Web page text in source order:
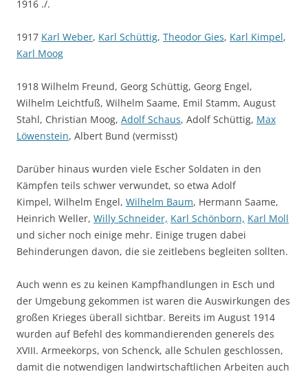
1916 ./.
1917 Karl Weber, Karl Schüttig, Theodor Gies, Karl Kimpel,
Karl Moog
1918 Wilhelm Freund, Georg Schüttig, Georg Engel,
Wilhelm Leichtfuß, Wilhelm Saame, Emil Stamm, August
Stahl, Christian Moog, Adolf Schaus, Adolf Schüttig, Max
Löwenstein, Albert Bund (vermisst)
Darüber hinaus wurden viele Escher Soldaten in den
Kämpfen teils schwer verwundet, so etwa Adolf
Kimpel, Wilhelm Engel, Wilhelm Baum, Hermann Saame,
Heinrich Weller, Willy Schneider, Karl Schönborn, Karl Moll
und sicher noch einige mehr. Einige trugen dabei
Behinderungen davon, die sie zeitlebens begleiten sollten.
Auch wenn es zu keinen Kampfhandlungen in Esch und
der Umgebung gekommen ist waren die Auswirkungen des
großen Krieges überall sichtbar. Bereits im August 1914
wurden auf Befehl des kommandierenden generels des
XVIII. Armeekorps, von Schenck, alle Schulen geschlossen,
damit die notwendigen landwirtschaftlichen Arbeiten auch